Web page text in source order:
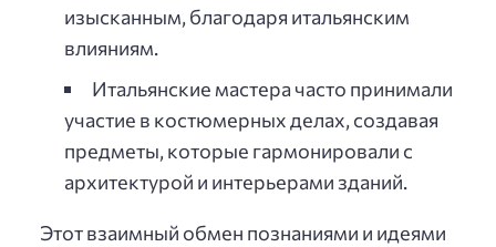
изысканным, благодаря итальянским
влияниям.
Итальянские мастера часто принимали
участие в костюмерных делах, создавая
предметы, которые гармонировали с
архитектурой и интерьерами зданий.
Этот взаимный обмен познаниями и идеями